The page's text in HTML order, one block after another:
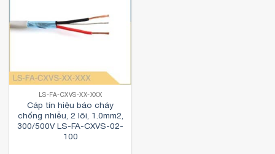
LS-FA-CXVS-XX-XXX
Cáp tín hiệu báo cháy
chống nhiễu, 2 lõi, 1.0mm2,
300/500V LS-FA-CXVS-02-
100